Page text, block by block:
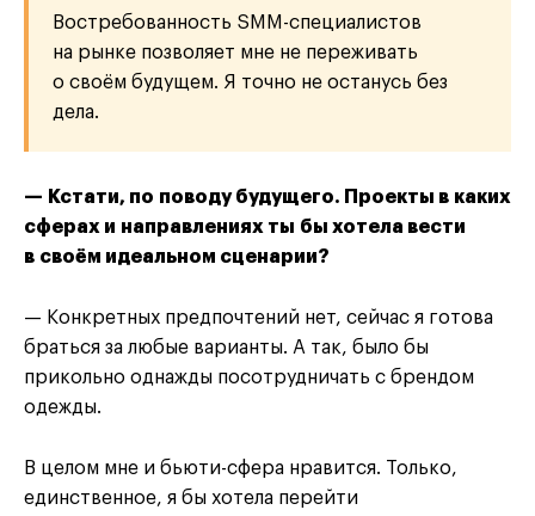
Востребованность SMM-специалистов
на рынке позволяет мне не переживать
о своём будущем. Я точно не останусь без
дела.
— Кстати, по поводу будущего. Проекты в каких
сферах и направлениях ты бы хотела вести
в своём идеальном сценарии?
— Конкретных предпочтений нет, сейчас я готова
браться за любые варианты. А так, было бы
прикольно однажды посотрудничать с брендом
одежды.
В целом мне и бьюти-сфера нравится. Только,
единственное, я бы хотела перейти